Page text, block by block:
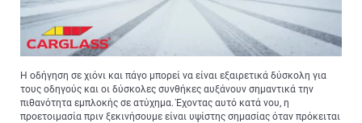
Η οδήγηση σε χιόνι και πάγο μπορεί να είναι εξαιρετικά δύσκολη για
τους οδηγούς και οι δύσκολες συνθήκες αυξάνουν σημαντικά την
πιθανότητα εμπλοκής σε ατύχημα. Έχοντας αυτό κατά νου, η
προετοιμασία πριν ξεκινήσουμε είναι υψίστης σημασίας όταν πρόκειται